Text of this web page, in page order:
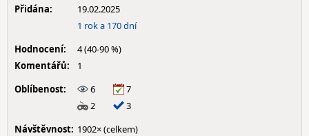
Přidána:
19.02.2025
1 rok a 170 dní
Hodnocení:
4 (40-90 %)
Komentářů:
1
Oblíbenost:
6
7
2
3
Návštěvnost: 1902× (celkem)